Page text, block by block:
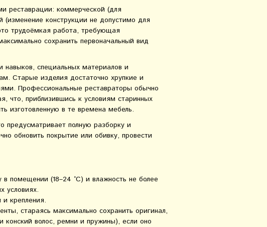
реставрации: коммерческой (для
конструкции не допустимо для
трудоёмкая работа, требующая
сохранить первоначальный вид
специальных материалов и
Старые изделия достаточно хрупкие и
Профессиональные реставраторы обычно
что, приблизившись к условиям старинных
изготовленную в те времена мебель.
предусматривает полную разборку и
обновить покрытие или обивку, провести
в помещении (18–24 °С) и влажность не более
условиях.
и крепления.
стараясь максимально сохранить оригинал,
конский волос, ремни и пружины), если оно